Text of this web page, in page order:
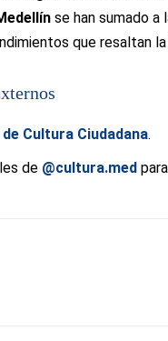
se han sumado a
que resaltan
Cultura Ciudadana.
de @cultura.med